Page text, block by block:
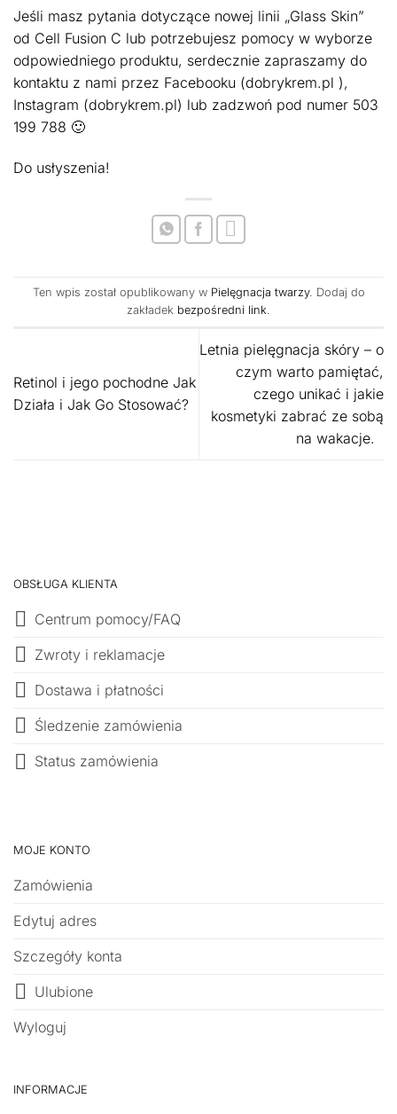
Jeśli masz pytania dotyczące nowej linii „Glass Skin”
od Cell Fusion C lub potrzebujesz pomocy w wyborze
odpowiedniego produktu, serdecznie zapraszamy do
kontaktu z nami przez Facebooku (dobrykrem.pl ),
Instagram (dobrykrem.pl) lub zadzwoń pod numer 503
199 788 🙂
Do usłyszenia!
Ten wpis został opublikowany w Pielęgnacja twarzy. Dodaj do
zakładek bezpośredni link.
Retinol i jego pochodne Jak
Działa i Jak Go Stosować?
Letnia pielęgnacja skóry – o
czym warto pamiętać,
czego unikać i jakie
kosmetyki zabrać ze sobą
na wakacje.
OBSŁUGA KLIENTA
Centrum pomocy/FAQ
Zwroty i reklamacje
Dostawa i płatności
Śledzenie zamówienia
Status zamówienia
MOJE KONTO
Zamówienia
Edytuj adres
Szczegóły konta
Ulubione
Wyloguj
INFORMACJE